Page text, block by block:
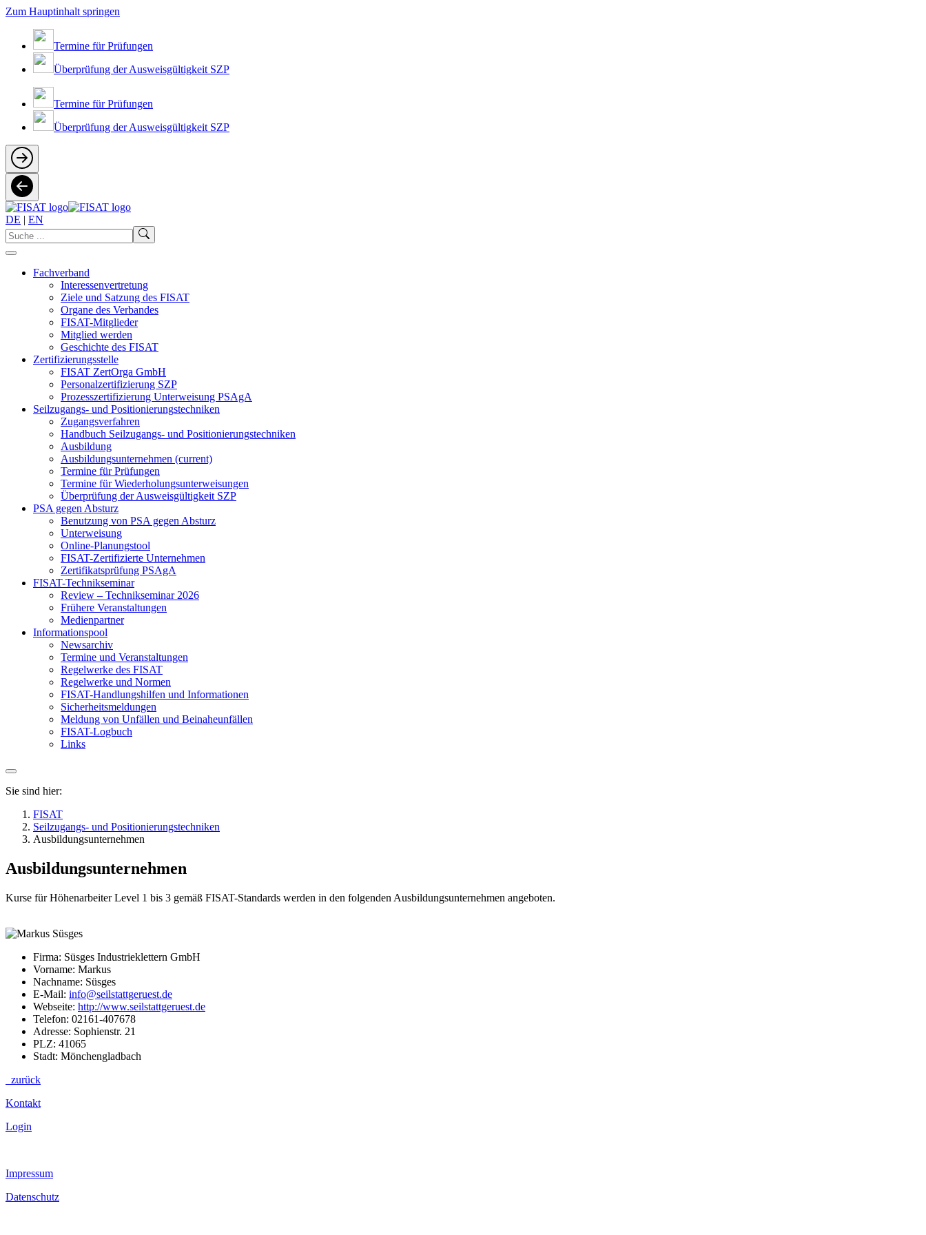
Zum Hauptinhalt springen
Termine für Prüfungen
Überprüfung der Ausweisgültigkeit SZP
Termine für Prüfungen
Überprüfung der Ausweisgültigkeit SZP
DE | EN
Fachverband
Interessenvertretung
Ziele und Satzung des FISAT
Organe des Verbandes
FISAT-Mitglieder
Mitglied werden
Geschichte des FISAT
Zertifizierungsstelle
FISAT ZertOrga GmbH
Personalzertifizierung SZP
Prozesszertifizierung Unterweisung PSAgA
Seilzugangs- und Positionierungstechniken
Zugangsverfahren
Handbuch Seilzugangs- und Positionierungstechniken
Ausbildung
Ausbildungsunternehmen (current)
Termine für Prüfungen
Termine für Wiederholungsunterweisungen
Überprüfung der Ausweisgültigkeit SZP
PSA gegen Absturz
Benutzung von PSA gegen Absturz
Unterweisung
Online-Planungstool
FISAT-Zertifizierte Unternehmen
Zertifikatsprüfung PSAgA
FISAT-Technikseminar
Review – Technikseminar 2026
Frühere Veranstaltungen
Medienpartner
Informationspool
Newsarchiv
Termine und Veranstaltungen
Regelwerke des FISAT
Regelwerke und Normen
FISAT-Handlungshilfen und Informationen
Sicherheitsmeldungen
Meldung von Unfällen und Beinaheunfällen
FISAT-Logbuch
Links
Sie sind hier:
FISAT
Seilzugangs- und Positionierungstechniken
Ausbildungsunternehmen
Ausbildungsunternehmen
Kurse für Höhenarbeiter Level 1 bis 3 gemäß FISAT-Standards werden in den folgenden Ausbildungsunternehmen angeboten.
Firma: Süsges Industrieklettern GmbH
Vorname: Markus
Nachname: Süsges
E-Mail: info@seilstattgeruest.de
Webseite: http://www.seilstattgeruest.de
Telefon: 02161-407678
Adresse: Sophienstr. 21
PLZ: 41065
Stadt: Mönchengladbach
zurück
Kontakt
Login
Impressum
Datenschutz